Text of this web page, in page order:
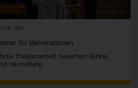
WIL
für Generationen
Theaterarbeit zwischen Bühne,
Vermittlung